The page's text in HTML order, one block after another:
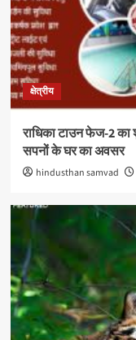
क्षेत्रीय
राधिका टाउन फेज-2
सपनों के घर का अवसर
hindusthan samvad